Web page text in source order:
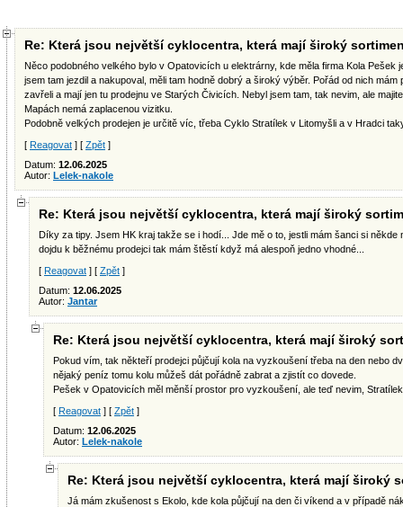
Re: Která jsou největší cyklocentra, která mají široký
Něco podobného velkého bylo v Opatovicích u elektrárny, kde měla firma Kola Pešek
jsem tam jezdil a nakupoval, měli tam hodně dobrý a široký výběr. Pořád od nich
zavřeli a mají jen tu prodejnu ve Starých Čivicích. Nebyl jsem tam, tak nevim, ale
Mapách nemá zaplacenou vizitku.
Podobně velkých prodejen je určitě víc, třeba Cyklo Stratílek v Litomyšli a v Hradci
[ Reagovat ] [ Zpět ]
Datum: 12.06.2025
Autor: Lelek-nakole
Re: Která jsou největší cyklocentra, která mají široký
Díky za tipy. Jsem HK kraj takže se i hodí... Jde mě o to, jestli mám šanci si
dojdu k běžnému prodejci tak mám štěstí když má alespoň jedno vhodné...
[ Reagovat ] [ Zpět ]
Datum: 12.06.2025
Autor: Jantar
Re: Která jsou největší cyklocentra, která mají široký
Pokud vím, tak někteří prodejci půjčují kola na vyzkoušení třeba na den nebo
nějaký peníz tomu kolu můžeš dát pořádně zabrat a zjistít co dovede.
Pešek v Opatovicích měl měnší prostor pro vyzkoušení, ale teď nevim,
[ Reagovat ] [ Zpět ]
Datum: 12.06.2025
Autor: Lelek-nakole
Re: Která jsou největší cyklocentra, která mají široký
Já mám zkušenost s Ekolo, kde kola půjčují na den či víkend a v případě